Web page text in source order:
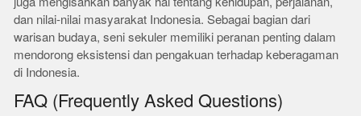
dan nilai-nilai masyarakat Indonesia. Sebagai bagian dari
warisan budaya, seni sekuler memiliki peranan penting dalam
mendorong eksistensi dan pengakuan terhadap keberagaman
di Indonesia.
FAQ (Frequently Asked Questions)